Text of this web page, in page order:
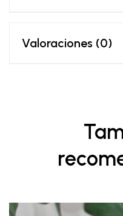
Valoraciones (0)